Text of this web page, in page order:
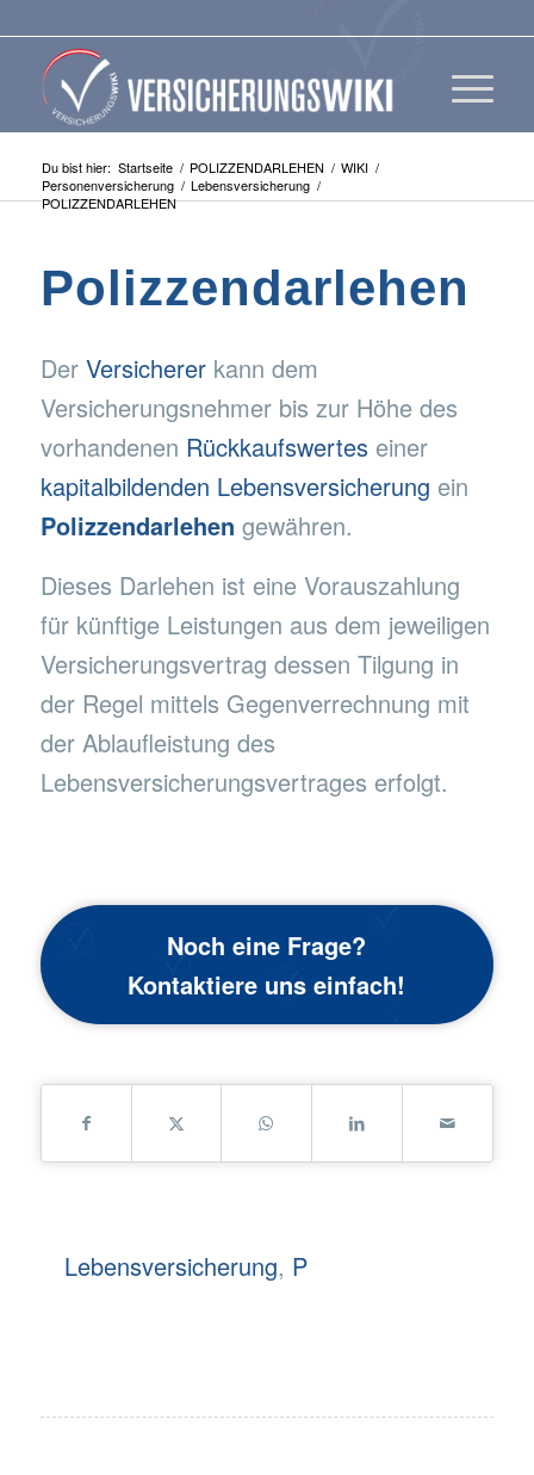
Du bist hier: Startseite / POLIZZENDARLEHEN / WIKI /
Personenversicherung / Lebensversicherung /
POLIZZENDARLEHEN
Polizzendarlehen
Der Versichererkann dem
Versicherungsnehmer bis zur Höhe des
vorhandenen Rückkaufswerteseiner
kapitalbildenden Lebensversicherung ein
Polizzendarlehen gewähren.
Dieses Darlehen ist eine Vorauszahlung
für künftige Leistungen aus dem jeweiligen
Versicherungsvertrag dessen Tilgung in
der Regel mittels Gegenverrechnung mit
der Ablaufleistung des
Lebensversicherungsvertrages erfolgt.
Noch eine Frage?
Kontaktiere uns einfach!
Lebensversicherung, P